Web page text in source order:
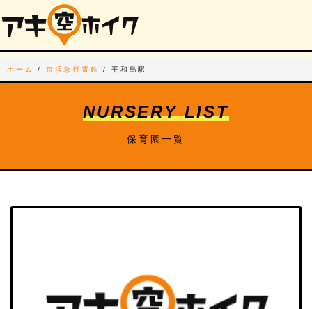
ホーム / 京浜急行電鉄 /平和島駅
NURSERY LIST
保育園一覧